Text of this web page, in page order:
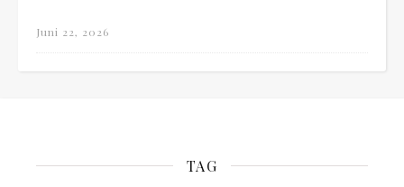
Juni 22, 2026
TAG